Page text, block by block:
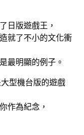
日版遊戲王，
就了不小的文化衝
最明顯的例子。
型機台版的遊戲
作為紀念，